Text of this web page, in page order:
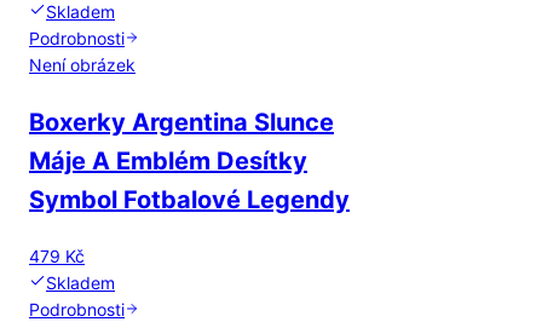
Skladem
Podrobnosti
Není obrázek
Boxerky Argentina Slunce
Máje A Emblém Desítky
Symbol Fotbalové Legendy
479 Kč
Skladem
Podrobnosti